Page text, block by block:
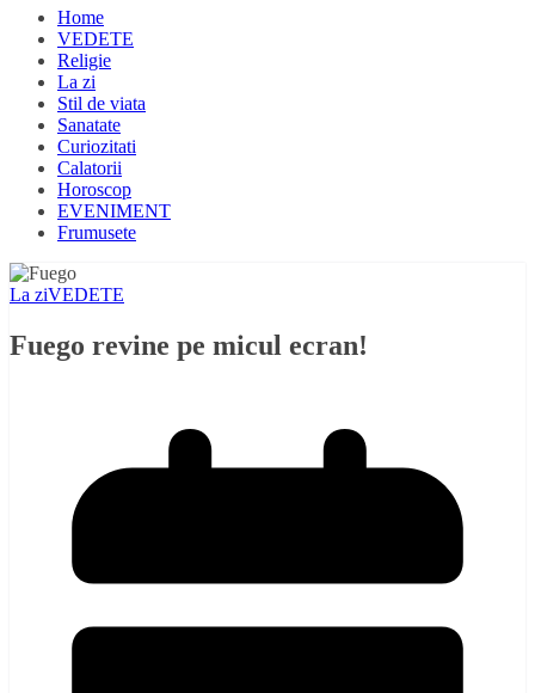
Home
VEDETE
Religie
La zi
Stil de viata
Sanatate
Curiozitati
Calatorii
Horoscop
EVENIMENT
Frumusete
La ziVEDETE
Fuego revine pe micul ecran!